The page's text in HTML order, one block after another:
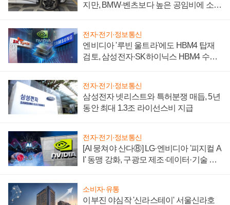
지만, BMW·벤츠보다 높은 공임비에 소비
전자·전기·정보통신
엔비디아 '루빈 울트라'에도 HBM4 탑재
검토, 삼성전자·SK하이닉스 HBM4 수율
전자·전기·정보통신
삼성전자 넷리스트와 특허분쟁 매듭, 5년
동안 최대 1.3조 라이선스비 지급
전자·전기·정보통신
[AI 뭉쳐야 산다⑧] LG·엔비디아 '피지컬 A
I' 동맹 강화, 구광모 제조·데이터·기술 결
소비자·유통
이부진 야심작 '신라스테이' 서울신라호